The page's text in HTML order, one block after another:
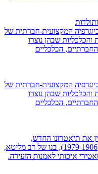
המקצועית-חברתית של
והכלכליות שבהן נוצרו
הכלכליים
המקצועית-חברתית של
והכלכליות שבהן נוצרו
הכלכליים
ולין את תיאטרונו החדש,
לי-לה-לו, בתוכנית הספר מתל אביב. ולין (1979-1906), בנו של רב מליטא,
איכותי לאמנות הזעירה.